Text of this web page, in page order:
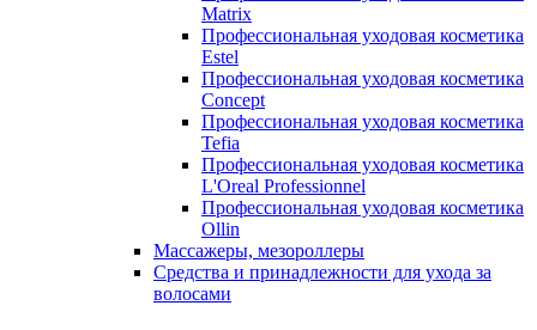
Matrix
Профессиональная уходовая косметика
Estel
Профессиональная уходовая косметика
Concept
Профессиональная уходовая косметика
Tefia
Профессиональная уходовая косметика
L'Oreal Professionnel
Профессиональная уходовая косметика
Ollin
Массажеры, мезороллеры
Средства и принадлежности для ухода за
волосами